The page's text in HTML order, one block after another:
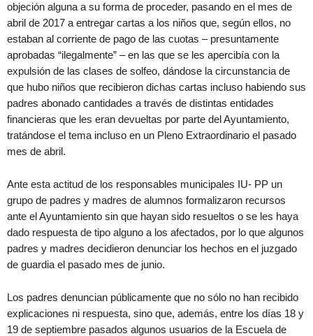
objeción alguna a su forma de proceder, pasando en el mes de
abril de 2017 a entregar cartas a los niños que, según ellos, no
estaban al corriente de pago de las cuotas – presuntamente
aprobadas “ilegalmente” – en las que se les apercibía con la
expulsión de las clases de solfeo, dándose la circunstancia de
que hubo niños que recibieron dichas cartas incluso habiendo sus
padres abonado cantidades a través de distintas entidades
financieras que les eran devueltas por parte del Ayuntamiento,
tratándose el tema incluso en un Pleno Extraordinario el pasado
mes de abril.
Ante esta actitud de los responsables municipales IU- PP un
grupo de padres y madres de alumnos formalizaron recursos
ante el Ayuntamiento sin que hayan sido resueltos o se les haya
dado respuesta de tipo alguno a los afectados, por lo que algunos
padres y madres decidieron denunciar los hechos en el juzgado
de guardia el pasado mes de junio.
Los padres denuncian públicamente que no sólo no han recibido
explicaciones ni respuesta, sino que, además, entre los días 18 y
19 de septiembre pasados algunos usuarios de la Escuela de